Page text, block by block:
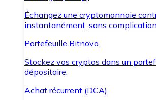
Échangez une cryptomonnaie
instantanément, sans
Portefeuille Bitnovo
Stockez vos cryptos dans un
dépositaire.
Achat récurrent (DCA)